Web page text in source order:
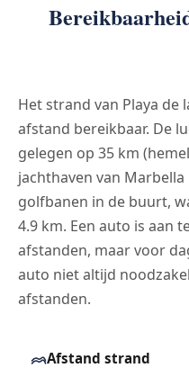
Het strand van Playa de
afstand bereikbaar. De
gelegen op 35 km
jachthaven van
golfbanen in de buurt,
4.9 km. Een auto is aan
afstanden, maar voor
auto niet altijd
afstanden.
Afstand strand